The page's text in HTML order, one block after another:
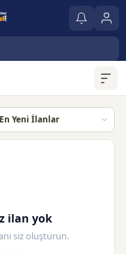
ilan yok
siz oluşturun.